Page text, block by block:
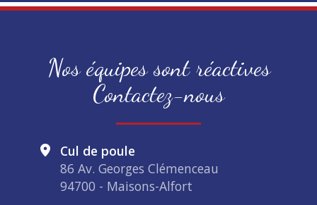
Nos équipes sont réactives
Contactez-nous
Cul de poule
86 Av. Georges Clémenceau
94700 - Maisons-Alfort